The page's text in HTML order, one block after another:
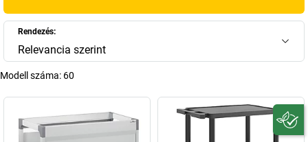
Rendezés:
Relevancia szerint
Modell száma: 60